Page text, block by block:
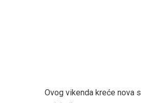
Ovog vikenda kreće nova